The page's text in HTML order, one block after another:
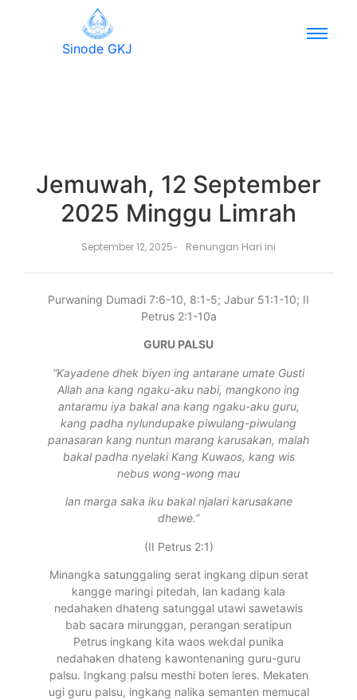
Sinode GKJ
Jemuwah, 12 September
2025 Minggu Limrah
September 12, 2025- Renungan Hari ini
Purwaning Dumadi 7:6-10, 8:1-5; Jabur 51:1-10; II
Petrus 2:1-10a
GURU PALSU
“Kayadene dhek biyen ing antarane umate Gusti
Allah ana kang ngaku-aku nabi, mangkono ing
antaramu iya bakal ana kang ngaku-aku guru,
kang padha nylundupake piwulang-piwulang
panasaran kang nuntun marang karusakan, malah
bakal padha nyelaki Kang Kuwaos, kang wis
nebus wong-wong mau
lan marga saka iku bakal njalari karusakane
dhewe.”
(II Petrus 2:1)
Minangka satunggaling serat ingkang dipun serat
kangge maringi pitedah, lan kadang kala
nedahaken dhateng satunggal utawi sawetawis
bab sacara mirunggan, perangan seratipun
Petrus ingkang kita waos wekdal punika
nedahaken dhateng kawontenaning guru-guru
palsu. Ingkang palsu mesthi boten leres. Mekaten
ugi guru palsu, ingkang nalika semanten memucal